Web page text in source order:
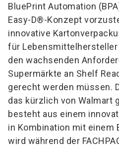
BluePrint Automation
Easy-D®-Konzept
innovative
für
den wachsenden
Supermärkte an Shelf
gerecht werden müssen.
das kürzlich von Walmart
besteht aus einem
in Kombination mit einem
wird während der